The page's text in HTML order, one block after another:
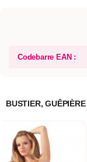
Codebarre EAN :
BUSTIER,